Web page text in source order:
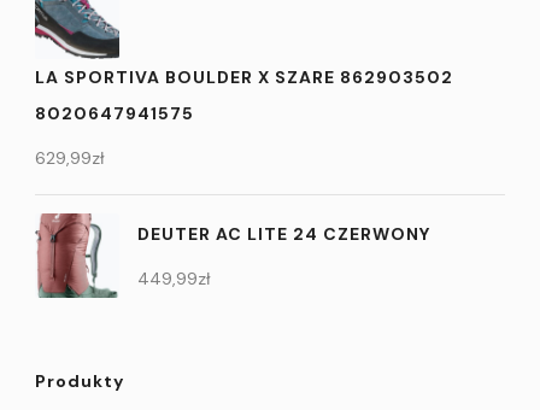
LA SPORTIVA BOULDER X SZARE 862903502
8020647941575
629,99zł
DEUTER AC LITE 24 CZERWONY
449,99zł
Produkty